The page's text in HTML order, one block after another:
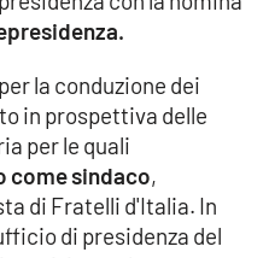
la conduzione dei
in prospettiva delle
per le quali
come sindaco,
di Fratelli d'Italia. In
di presidenza del